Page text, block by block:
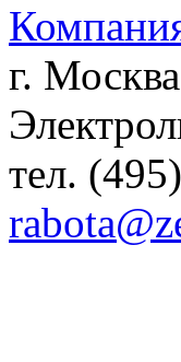
г. Москва
тел.